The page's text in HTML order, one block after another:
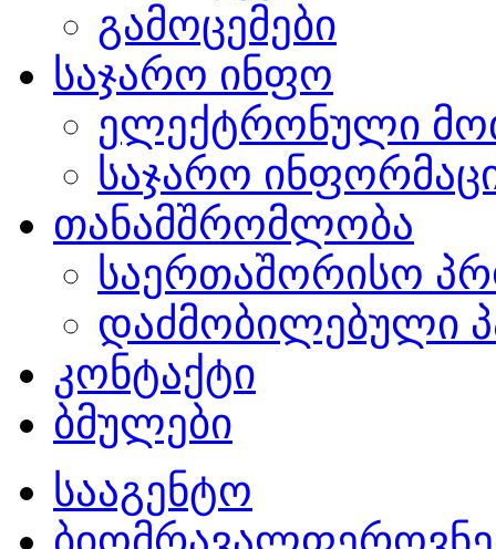
გამოცემები
საჯარო ინფო
ელექტრონული
საჯარო
თანამშრომლობა
საერთაშორისო
დაძმობილებული
კონტაქტი
ბმულები
სააგენტო